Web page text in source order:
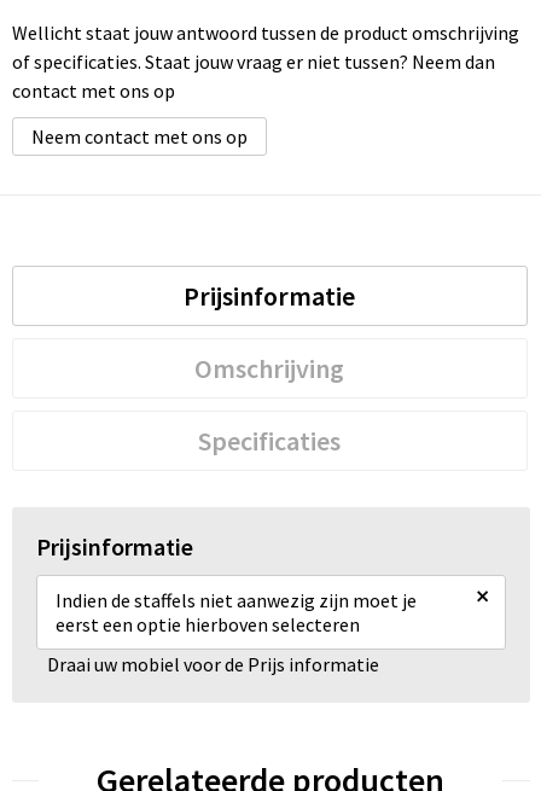
Wellicht staat jouw antwoord tussen de product omschrijving
of specificaties. Staat jouw vraag er niet tussen? Neem dan
contact met ons op
Neem contact met ons op
Prijsinformatie
Omschrijving
Specificaties
Prijsinformatie
Indien de staffels niet aanwezig zijn moet je
eerst een optie hierboven selecteren
×
Draai uw mobiel voor de Prijs informatie
Gerelateerde producten